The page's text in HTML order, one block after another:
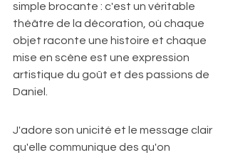
simple brocante : c'est un véritable
théâtre de la décoration, où chaque
objet raconte une histoire et chaque
mise en scène est une expression
artistique du goût et des passions de
Daniel.
J'adore son unicité et le message clair
qu'elle communique des qu'on